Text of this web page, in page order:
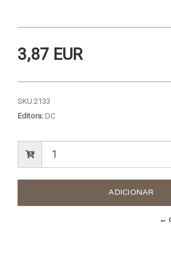
3,87 EUR
SKU:2133
Editora: DC
←